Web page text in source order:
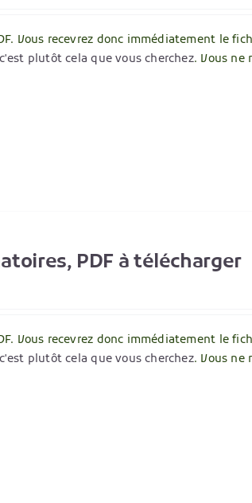
Vous recevrez donc immédiatement le
plutôt cela que vous cherchez. Vous ne
PDF à télécharger
Vous recevrez donc immédiatement le
plutôt cela que vous cherchez. Vous ne